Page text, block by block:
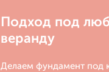
Подход под
веранду
Делаем фундамент под